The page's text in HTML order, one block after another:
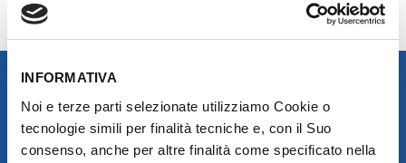
INFORMATIVA
Noi e terze parti selezionate utilizziamo Cookie o
tecnologie simili per finalità tecniche e, con il Suo
consenso, anche per altre finalità come specificato nella